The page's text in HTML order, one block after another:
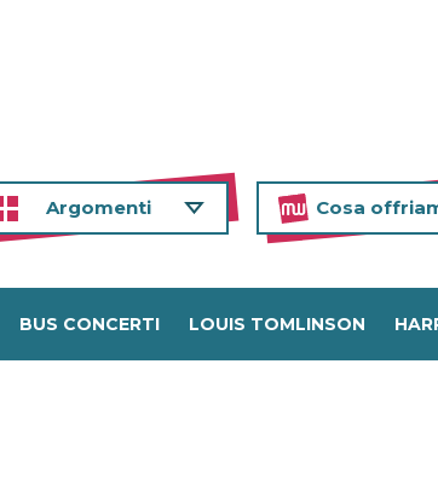
Argomenti Cosa
BUS CONCERTI LOUIS TOMLINSON